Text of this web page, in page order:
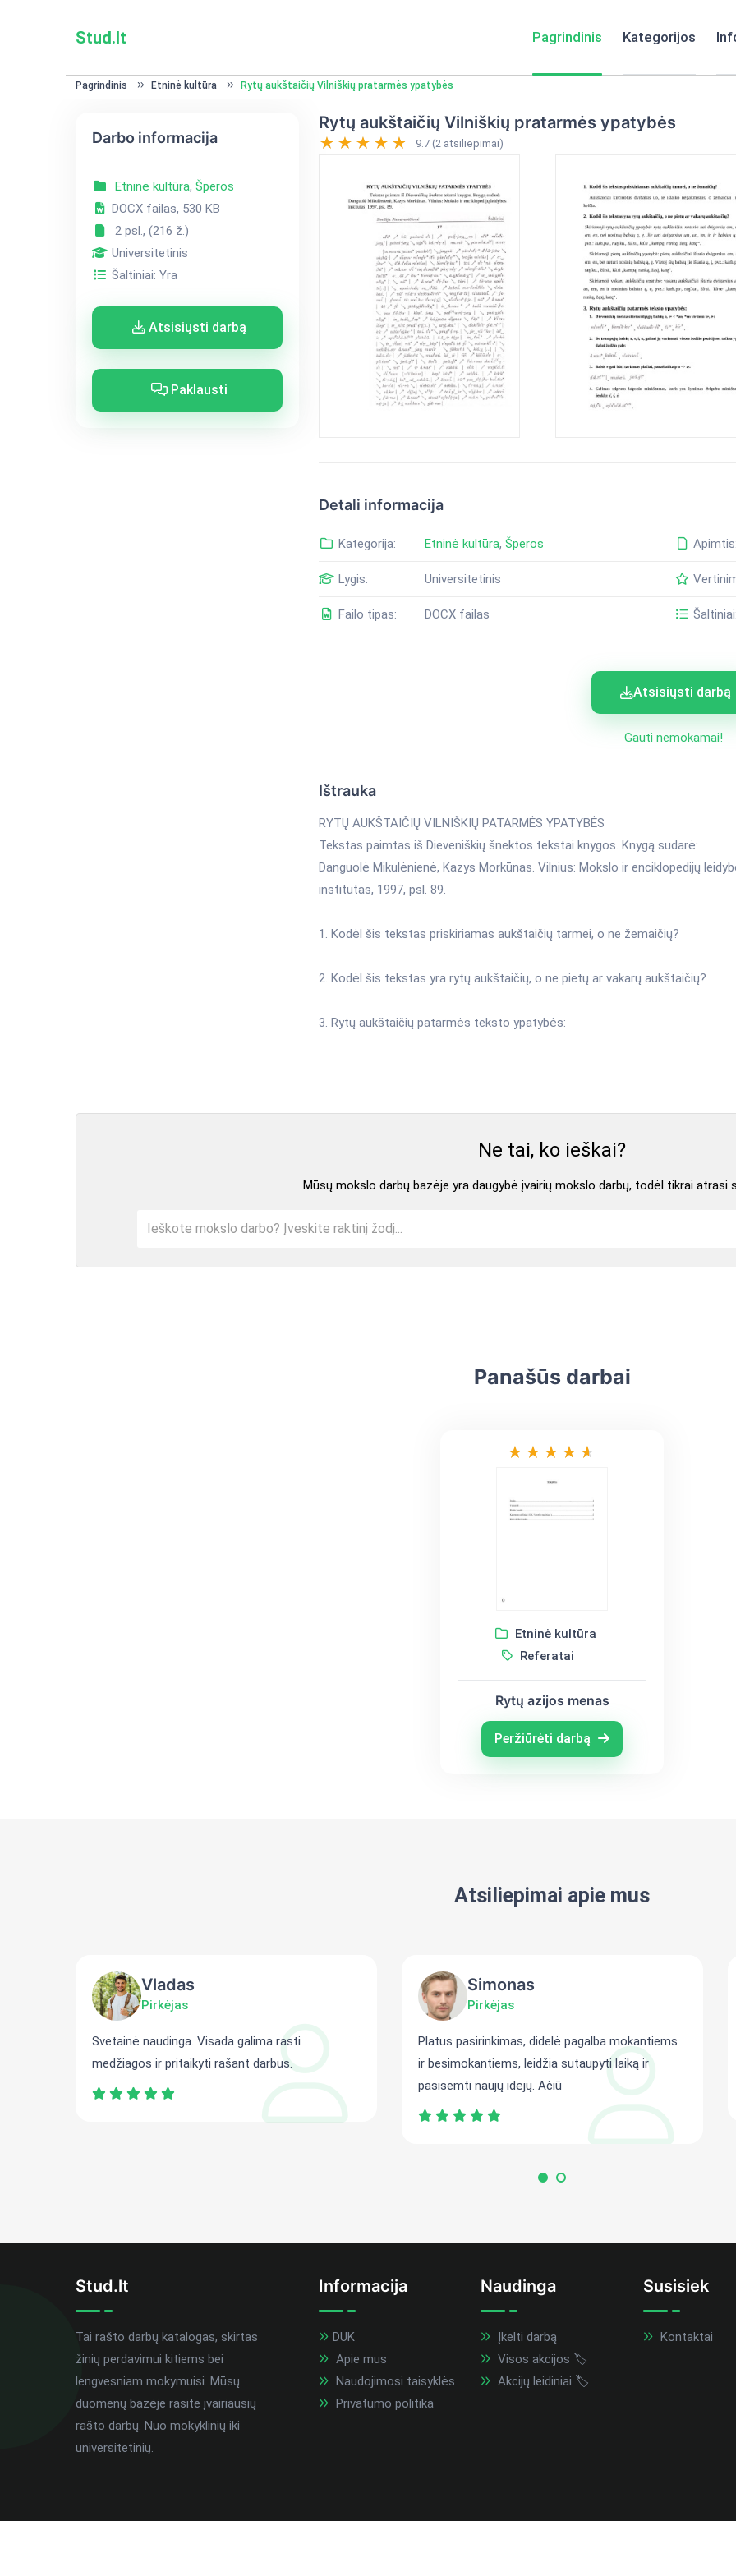
Stud.lt Pagrindinis Kategorijos
Pagrindinis Etninė kultūra Rytų aukštaičių Vilniškių pratarmės ypatybės
Darbo informacija
Etninė kultūra, Šperos
DOCX failas, 530 KB
2 psl., (216 ž.)
Universitetinis
Šaltiniai: Yra
Atsisiųsti darbą
Paklausti
Rytų aukštaičių Vilniškių pratarmės ypatybės
9.7 (2 atsiliepimai)
Detali informacija
Kategorija: Etninė kultūra, Šperos
Lygis: Universitetinis
Failo tipas: DOCX failas
Atsisiųsti darbą
Gauti nemokamai!
Ištrauka
RYTŲ AUKŠTAIČIŲ VILNIŠKIŲ PATARMĖS YPATYBĖS
Tekstas paimtas iš Dieveniškių šnektos tekstai knygos. Knygą sudarė:
Danguolė Mikulėnienė, Kazys Morkūnas. Vilnius: Mokslo ir enciklopedijų
institutas, 1997, psl. 89.
1. Kodėl šis tekstas priskiriamas aukštaičių tarmei, o ne žemaičių?
2. Kodėl šis tekstas yra rytų aukštaičių, o ne pietų ar vakarų aukštaičių?
3. Rytų aukštaičių patarmės teksto ypatybės:
Ne tai, ko ieškai?
Mūsų mokslo darbų bazėje yra daugybė įvairių mokslo darbų, todėl tikrai atrasi
Panašūs darbai
Etninė kultūra
Referatai
Rytų azijos menas
Peržiūrėti darbą
Atsiliepimai apie mus
Vladas
Pirkėjas
Svetainė naudinga. Visada galima rasti
medžiagos ir pritaikyti rašant darbus.
Simonas
Pirkėjas
Platus pasirinkimas, didelė pagalba mokantiems
ir besimokantiems, leidžia sutaupyti laiką ir
pasisemti naujų idėjų. Ačiū
Stud.lt
Tai rašto darbų katalogas, skirtas
žinių perdavimui kitiems bei
lengvesniam mokymuisi. Mūsų
duomenų bazėje rasite įvairiausių
rašto darbų. Nuo mokyklinių iki
universitetinių.
Informacija
DUK
Apie mus
Naudojimosi taisyklės
Privatumo politika
Naudinga
Įkelti darbą
Visos akcijos 🏷️
Akcijų leidiniai 🏷️
Susisiek
Kontaktai